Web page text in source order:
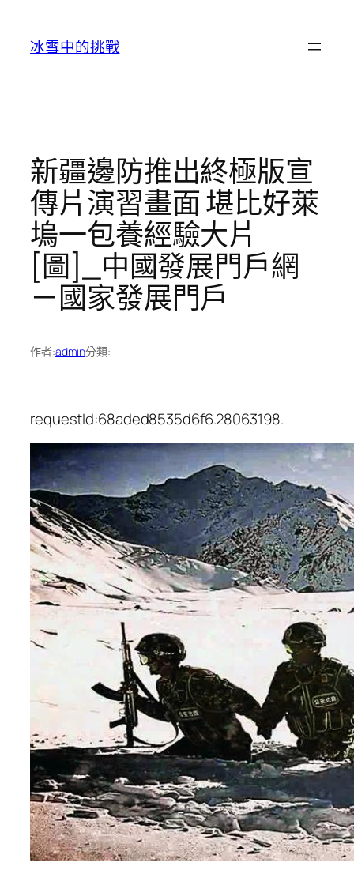
冰雪中的挑戰
新疆邊防推出終極版宣
傳片演習畫面 堪比好萊
塢一包養經驗大片
[圖]_中國發展門戶網
－國家發展門戶
作者:admin分類:
requestId:68aded8535d6f6.28063198.